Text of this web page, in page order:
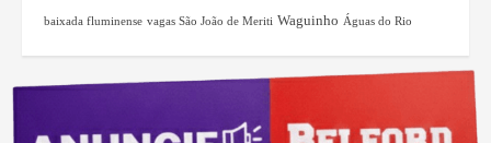
baixada fluminense vagas São João de Meriti Waguinho Águas do Rio